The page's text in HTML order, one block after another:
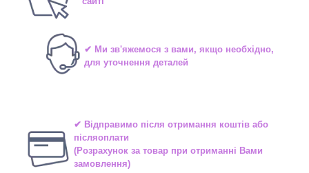
✔ Ми зв'яжемося з вами, якщо необхідно,
для уточнення деталей
✔ Відправимо після отримання коштів або
післяоплати
(Розрахунок за товар при отриманні Вами
замовлення)